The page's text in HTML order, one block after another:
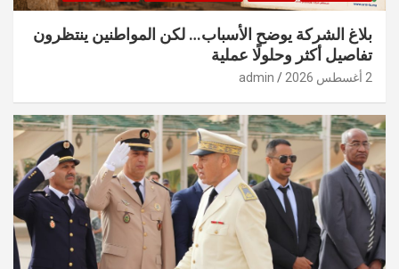
بلاغ الشركة يوضح الأسباب… لكن المواطنين ينتظرون
تفاصيل أكثر وحلولًا عملية
2 أغسطس 2026 admin